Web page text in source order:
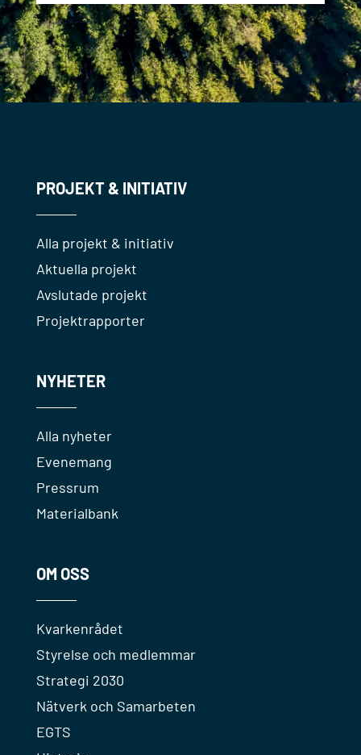
PROJEKT & INITIATIV
Alla projekt & initiativ
Aktuella projekt
Avslutade projekt
Projektrapporter
NYHETER
Alla nyheter
Evenemang
Pressrum
Materialbank
OM OSS
Kvarkenrådet
Styrelse och medlemmar
Strategi 2030
Nätverk och Samarbeten
EGTS